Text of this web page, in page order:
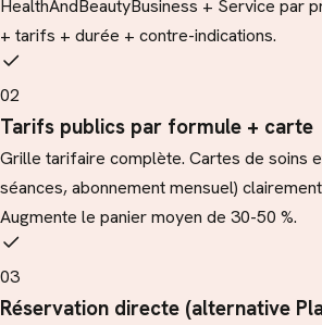
HealthAndBeautyBusiness + Service par
+ tarifs + durée + contre-indications.
02
Tarifs publics par formule + carte
Grille tarifaire complète. Cartes de soins
séances, abonnement mensuel)
Augmente le panier moyen de 30-50 %.
03
Réservation directe (alternative